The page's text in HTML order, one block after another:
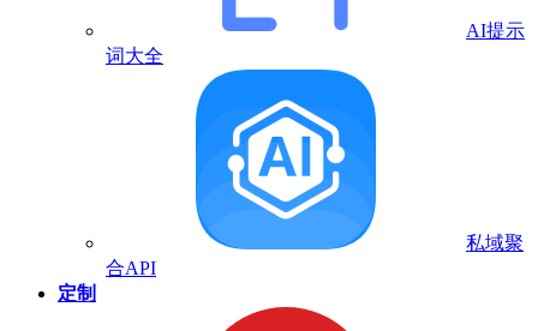
AI提示
词大全
私域聚
合API
定制